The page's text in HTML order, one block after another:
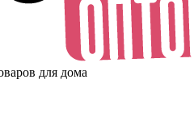
для дома